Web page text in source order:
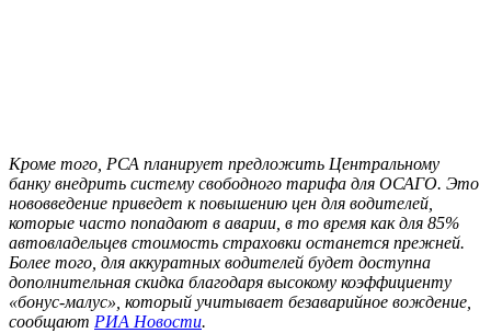
Кроме того, РСА планирует предложить Центральному
банку внедрить систему свободного тарифа для ОСАГО. Это
нововведение приведет к повышению цен для водителей,
которые часто попадают в аварии, в то время как для 85%
автовладельцев стоимость страховки останется прежней.
Более того, для аккуратных водителей будет доступна
дополнительная скидка благодаря высокому коэффициенту
«бонус-малус», который учитывает безаварийное вождение,
сообщают РИА Новости.